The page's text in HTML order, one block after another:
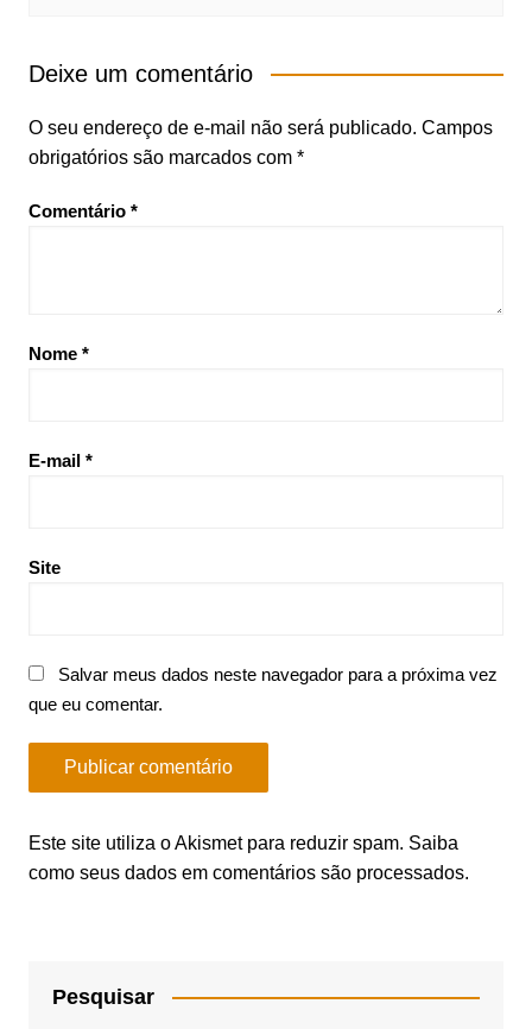
Deixe um comentário
O seu endereço de e-mail não será publicado. Campos
obrigatórios são marcados com *
Comentário *
Nome *
E-mail *
Site
Salvar meus dados neste navegador para a próxima vez
que eu comentar.
Este site utiliza o Akismet para reduzir spam. Saiba
como seus dados em comentários são processados.
Pesquisar